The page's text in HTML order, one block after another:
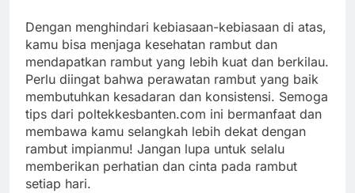
Dengan menghindari kebiasaan-kebiasaan di atas,
kamu bisa menjaga kesehatan rambut dan
mendapatkan rambut yang lebih kuat dan berkilau.
Perlu diingat bahwa perawatan rambut yang baik
membutuhkan kesadaran dan konsistensi. Semoga
tips dari poltekkesbanten.com ini bermanfaat dan
membawa kamu selangkah lebih dekat dengan
rambut impianmu! Jangan lupa untuk selalu
memberikan perhatian dan cinta pada rambut
setiap hari.